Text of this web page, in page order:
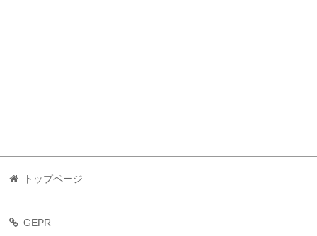
トップページ
GEPR